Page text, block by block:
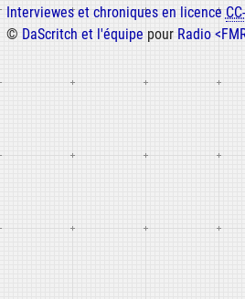
Informations
Interviewes et chroniques en licence
© DaScritch et l'équipe pour Radio